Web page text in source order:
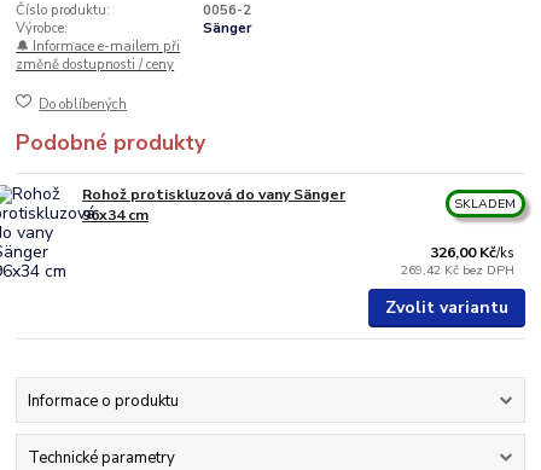
Číslo produktu:
0056-2
Výrobce:
Sänger
🔔 Informace e-mailem při
změně dostupnosti / ceny
Do oblíbených
Podobné produkty
Rohož protiskluzová do vany Sänger
96x34 cm
326,00 Kč/ks
269,42 Kč bez DPH
SKLADEM
Zvolit variantu
Informace o produktu
Technické parametry